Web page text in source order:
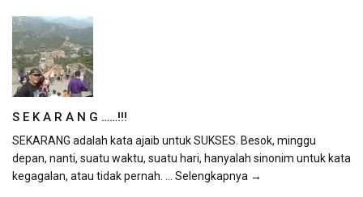
S E K A R A N G ……!!!
SEKARANG adalah kata ajaib untuk SUKSES. Besok, minggu
depan, nanti, suatu waktu, suatu hari, hanyalah sinonim untuk kata
kegagalan, atau tidak pernah. ... Selengkapnya →